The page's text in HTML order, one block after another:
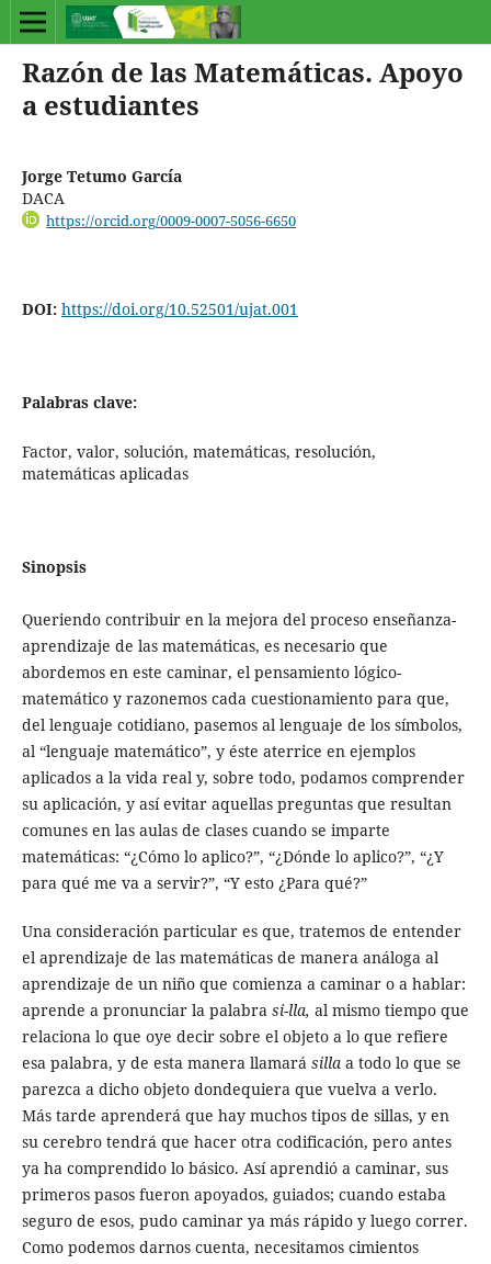
Razón de las Matemáticas. Apoyo
a estudiantes
Jorge Tetumo García
DACA
https://orcid.org/0009-0007-5056-6650
DOI: https://doi.org/10.52501/ujat.001
Palabras clave:
Factor, valor, solución, matemáticas, resolución,
matemáticas aplicadas
Sinopsis
Queriendo contribuir en la mejora del proceso enseñanza-
aprendizaje de las matemáticas, es necesario que
abordemos en este caminar, el pensamiento lógico-
matemático y razonemos cada cuestionamiento para que,
del lenguaje cotidiano, pasemos al lenguaje de los símbolos,
al “lenguaje matemático”, y éste aterrice en ejemplos
aplicados a la vida real y, sobre todo, podamos comprender
su aplicación, y así evitar aquellas preguntas que resultan
comunes en las aulas de clases cuando se imparte
matemáticas: “¿Cómo lo aplico?”, “¿Dónde lo aplico?”, “¿Y
para qué me va a servir?”, “Y esto ¿Para qué?”
Una consideración particular es que, tratemos de entender
el aprendizaje de las matemáticas de manera análoga al
aprendizaje de un niño que comienza a caminar o a hablar:
aprende a pronunciar la palabra si-lla, al mismo tiempo que
relaciona lo que oye decir sobre el objeto a lo que refiere
esa palabra, y de esta manera llamará sillaa todo lo que se
parezca a dicho objeto dondequiera que vuelva a verlo.
Más tarde aprenderá que hay muchos tipos de sillas, y en
su cerebro tendrá que hacer otra codificación, pero antes
ya ha comprendido lo básico. Así aprendió a caminar, sus
primeros pasos fueron apoyados, guiados; cuando estaba
seguro de esos, pudo caminar ya más rápido y luego correr.
Como podemos darnos cuenta, necesitamos cimientos